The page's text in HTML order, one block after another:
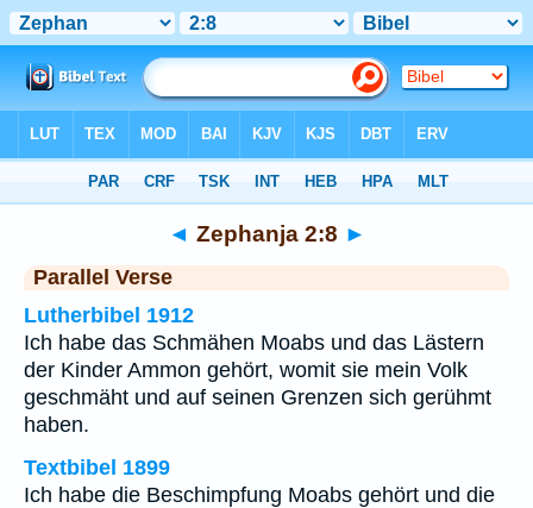
◄ Zephanja 2:8 ►
Parallel Verse
Lutherbibel 1912
Ich habe das Schmähen Moabs und das Lästern
der Kinder Ammon gehört, womit sie mein Volk
geschmäht und auf seinen Grenzen sich gerühmt
haben.
Textbibel 1899
Ich habe die Beschimpfung Moabs gehört und die